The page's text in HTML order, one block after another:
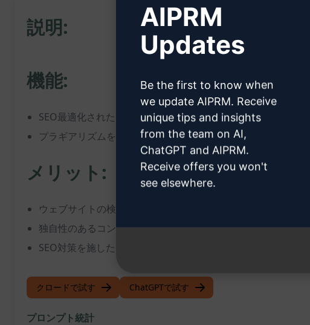
説明:
機能:
SEO最適化されたコンテンツを生成
プラギアリズムを排除したユニークなコンテンツを作成
メリット:
ウェブサイトの検索エンジンランキング向上
独自性のあるコンテンツで読者の関心を引く
SEO対策を施したコンテンツでオンラインプレゼンスを強化
クロードで試す ChatGPTで試す
プロンプト統計
AIPRM
Updates
Be the first to know when
we update AIPRM. Receive
unique tips and insights
from the team on AI,
ChatGPT and AIPRM.
Receive offers you won't
see elsewhere.